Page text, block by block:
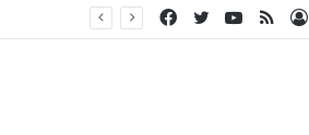
RSS
YouTube
Twitter
Facebook